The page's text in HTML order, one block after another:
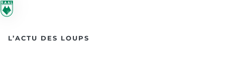
Skip to main content
L’ACTU DES LOUPS